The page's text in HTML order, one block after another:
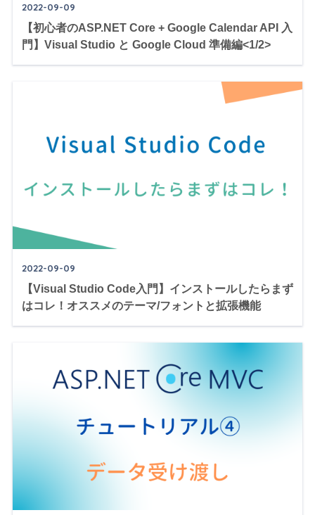
2022-09-09
【初心者のASP.NET Core + Google Calendar API 入
門】Visual Studio と Google Cloud 準備編<1/2>
2022-09-09
【Visual Studio Code入門】インストールしたらまず
はコレ！オススメのテーマ/フォントと拡張機能